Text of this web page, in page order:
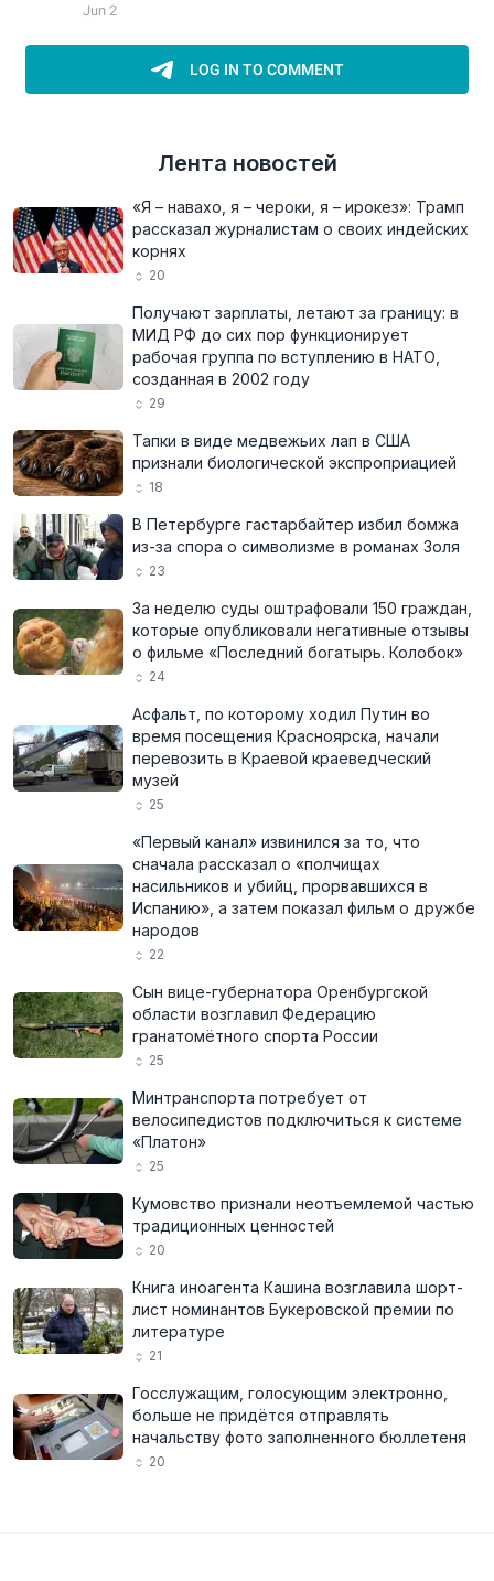
Лента новостей
«Я – навахо, я – чероки, я – ирокез»: Трамп
рассказал журналистам о своих индейских
корнях
20
Получают зарплаты, летают за границу: в
МИД РФ до сих пор функционирует
рабочая группа по вступлению в НАТО,
созданная в 2002 году
29
Тапки в виде медвежьих лап в США
признали биологической экспроприацией
18
В Петербурге гастарбайтер избил бомжа
из-за спора о символизме в романах Золя
23
За неделю суды оштрафовали 150 граждан,
которые опубликовали негативные отзывы
о фильме «Последний богатырь. Колобок»
24
Асфальт, по которому ходил Путин во
время посещения Красноярска, начали
перевозить в Краевой краеведческий
музей
25
«Первый канал» извинился за то, что
сначала рассказал о «полчищах
насильников и убийц, прорвавшихся в
Испанию», а затем показал фильм о дружбе
народов
22
Сын вице-губернатора Оренбургской
области возглавил Федерацию
гранатомётного спорта России
25
Минтранспорта потребует от
велосипедистов подключиться к системе
«Платон»
25
Кумовство признали неотъемлемой частью
традиционных ценностей
20
Книга иноагента Кашина возглавила шорт-
лист номинантов Букеровской премии по
литературе
21
Госслужащим, голосующим электронно,
больше не придётся отправлять
начальству фото заполненного бюллетеня
20